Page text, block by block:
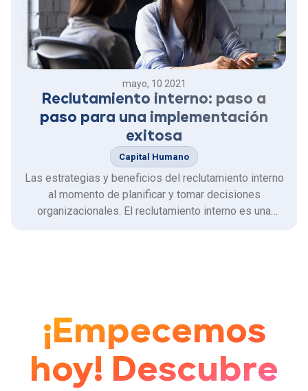
mayo, 10 2021
Reclutamiento interno: paso a
paso para una implementación
exitosa
Capital Humano
Las estrategias y beneficios del reclutamiento interno
al momento de planificar y tomar decisiones
organizacionales. El reclutamiento interno es una
¡Empecemos
hoy! Descubre